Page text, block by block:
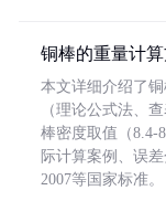
铜棒的重量计
本文详细介绍了
（理论公式法、
棒密度取值（8.4-
际计算案例、误
2007等国家标准。